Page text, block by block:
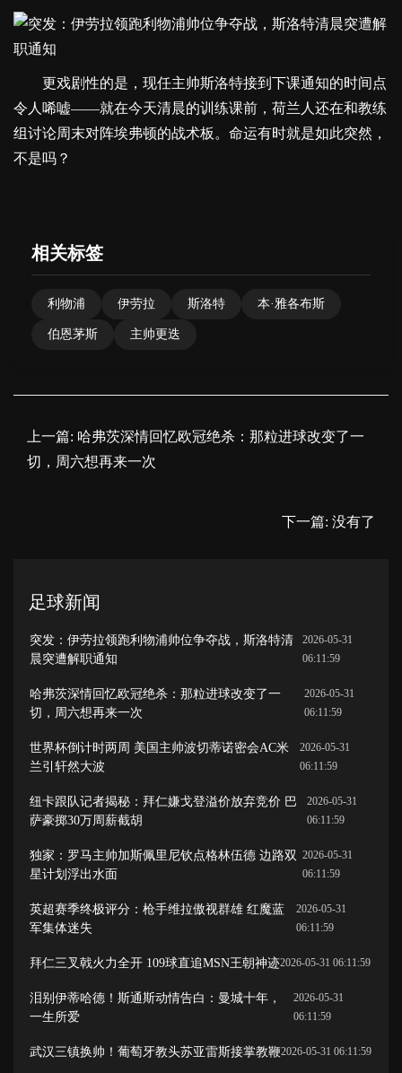
更戏剧性的是，现任主帅斯洛特接到下课通知的时间点
令人唏嘘——就在今天清晨的训练课前，荷兰人还在和教练
组讨论周末对阵埃弗顿的战术板。命运有时就是如此突然，
不是吗？
相关标签
利物浦 伊劳拉 斯洛特 本·雅各布斯
伯恩茅斯 主帅更迭
上一篇: 哈弗茨深情回忆欧冠绝杀：那粒进球改变了一
切，周六想再来一次
下一篇: 没有了
足球新闻
突发：伊劳拉领跑利物浦帅位争夺战，斯洛特清
晨突遭解职通知
2026-05-31
06:11:59
哈弗茨深情回忆欧冠绝杀：那粒进球改变了一
切，周六想再来一次
2026-05-31
06:11:59
世界杯倒计时两周 美国主帅波切蒂诺密会AC米
兰引轩然大波
2026-05-31
06:11:59
纽卡跟队记者揭秘：拜仁嫌戈登溢价放弃竞价 巴
萨豪掷30万周薪截胡
2026-05-31
06:11:59
独家：罗马主帅加斯佩里尼钦点格林伍德 边路双
星计划浮出水面
2026-05-31
06:11:59
英超赛季终极评分：枪手维拉傲视群雄 红魔蓝
军集体迷失
2026-05-31
06:11:59
拜仁三叉戟火力全开 109球直追MSN王朝神迹2026-05-31 06:11:59
泪别伊蒂哈德！斯通斯动情告白：曼城十年，
一生所爱
2026-05-31
06:11:59
武汉三镇换帅！葡萄牙教头苏亚雷斯接掌教鞭2026-05-31 06:11:59